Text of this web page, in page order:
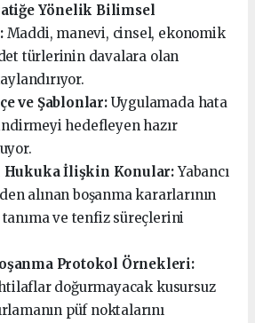
Yönelik Bilimsel
Maddi, manevi, cinsel, ekonomik
türlerinin davalara olan
ve Şablonlar:Uygulamada hata
indirmeyi hedefleyen hazır
Hukuka İlişkin Konular:Yabancı
alınan boşanma kararlarının
ve tenfiz süreçlerini
Protokol Örnekleri:
doğurmayacak kusursuz
püf noktalarını